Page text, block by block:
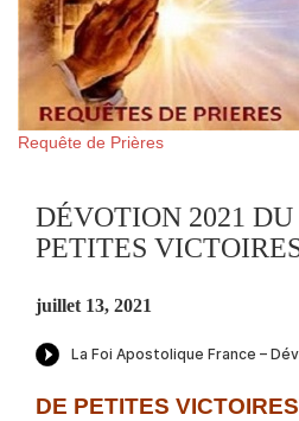
Requête de Prières
DÉVOTION 2021
PETITES
juillet 13, 2021
DE PETITES VICTOIRES